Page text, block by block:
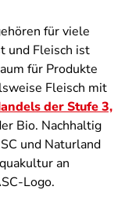
für viele
und Fleisch ist
für Produkte
Fleisch mit
der Stufe 3,
Bio. Nachhaltig
und Naturland
an
Logo.